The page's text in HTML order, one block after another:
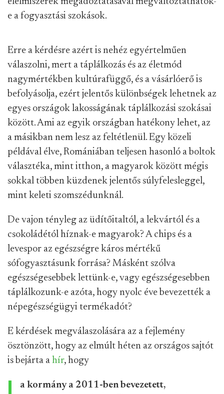
e a fogyasztási szokások.
Erre a kérdésre azért is nehéz egyértelműen
válaszolni, mert a táplálkozás és az életmód
nagymértékben kultúrafüggő, és a vásárlóerő is
befolyásolja, ezért jelentős különbségek lehetnek az
egyes országok lakosságának táplálkozási szokásai
között. Ami az egyik országban hatékony lehet, az
a másikban nem lesz az feltétlenül. Egy közeli
példával élve, Romániában teljesen hasonló a boltok
választéka, mint itthon, a magyarok között mégis
sokkal többen küzdenek jelentős súlyfelesleggel,
mint keleti szomszédunknál.
De vajon tényleg az üdítőitaltól, a lekvártól és a
csokoládétól híznak-e magyarok? A chips és a
levespor az egészségre káros mértékű
sófogyasztásunk forrása? Másként szólva
egészségesebbek lettünk-e, vagy egészségesebben
táplálkozunk-e azóta, hogy nyolc éve bevezették a
népegészségügyi termékadót?
E kérdések megválaszolására az a fejlemény
ösztönzött, hogy az elmúlt héten az országos sajtót
is bejárta a hír, hogy
a kormány a 2011-ben bevezetett,